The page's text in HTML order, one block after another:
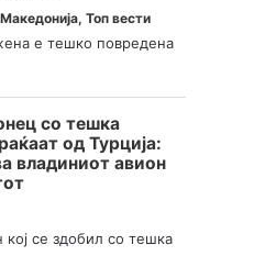
Македонија,Топ вести
е тешко повредена
со тешка
од Турција:
владиниот авион
се здобил со тешка